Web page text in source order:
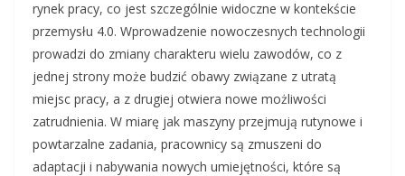
rynek pracy, co jest szczególnie widoczne w kontekście
przemysłu 4.0. Wprowadzenie nowoczesnych technologii
prowadzi do zmiany charakteru wielu zawodów, co z
jednej strony może budzić obawy związane z utratą
miejsc pracy, a z drugiej otwiera nowe możliwości
zatrudnienia. W miarę jak maszyny przejmują rutynowe i
powtarzalne zadania, pracownicy są zmuszeni do
adaptacji i nabywania nowych umiejętności, które są